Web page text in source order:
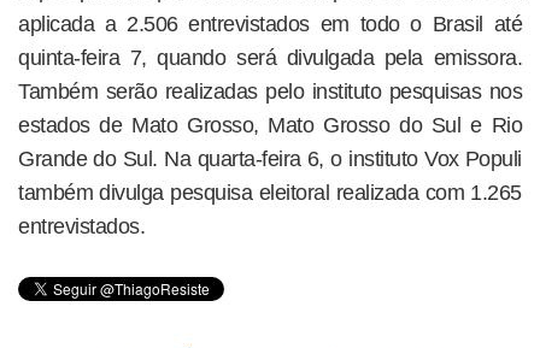
aplicada a 2.506 entrevistados em todo o Brasil até
quinta-feira 7, quando será divulgada pela emissora.
Também serão realizadas pelo instituto pesquisas nos
estados de Mato Grosso, Mato Grosso do Sul e Rio
Grande do Sul. Na quarta-feira 6, o instituto Vox Populi
também divulga pesquisa eleitoral realizada com 1.265
entrevistados.